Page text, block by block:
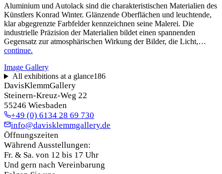
Aluminium und Autolack sind die charakteristischen Materialien des
Künstlers Konrad Winter. Glänzende Oberflächen und leuchtende,
klar abgegrenzte Farbfelder kennzeichnen seine Malerei. Die
industrielle Präzision der Materialien bildet einen spannenden
Gegensatz zur atmosphärischen Wirkung der Bilder, die Licht,…
continue.
Image Gallery
All exhibitions at a glance186
DavisKlemmGallery
Steinern-Kreuz-Weg 22
55246 Wiesbaden
+49 (0) 6134 28 69 730
info@davisklemmgallery.de
Öffnungszeiten
Während Ausstellungen:
Fr. & Sa. von 12 bis 17 Uhr
Und gern nach Vereinbarung